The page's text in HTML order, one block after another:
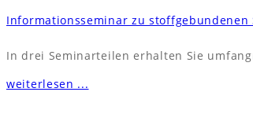
Informationsseminar zu stoffgebundenen
In drei Seminarteilen erhalten Sie
weiterlesen ...